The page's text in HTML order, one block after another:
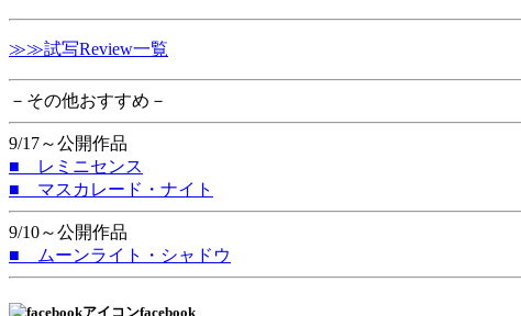
≫≫試写Review一覧
－その他おすすめ－
9/17～公開作品
■ レミニセンス
■ マスカレード・ナイト
9/10～公開作品
■ ムーンライト・シャドウ
facebook